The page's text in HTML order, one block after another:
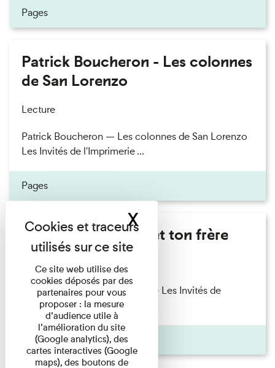
Pages
Patrick Boucheron - Les colonnes
de San Lorenzo
Lecture
Patrick Boucheron — Les colonnes de San Lorenzo
Les Invités de l'Imprimerie ...
Pages
Marie Cosnay - Toi et ton frère
Lecture
Marie Cosnay — Toi et ton frère Les Invités de
l'Imprimerie n°10 À ...
Pages
Ce site web utilise des
cookies déposés par des
partenaires pour vous
proposer : la mesure
d’audience utile à
l’amélioration du site
(Google analytics), des
cartes interactives (Google
maps), des boutons de
XMasquer le